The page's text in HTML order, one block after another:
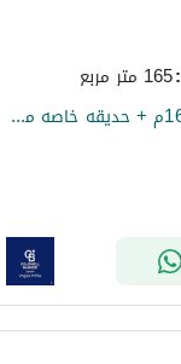
:165 متر مربع
فرصة مميزة الآن | تاون هاوس ميدل 165م + حديقه خاصه متشطب ومفروش بالكامل للبيع داخل كمبوند البروج – مدينة الشروق – على طريق الإسماعيلية مباشرة - 3 غرف